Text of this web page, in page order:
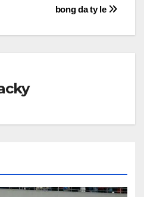
bong da ty le